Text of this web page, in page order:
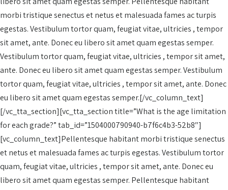
morbi tristique senectus et netus et malesuada fames ac turpis
egestas. Vestibulum tortor quam, feugiat vitae, ultricies , tempor
sit amet, ante. Donec eu libero sit amet quam egestas semper.
Vestibulum tortor quam, feugiat vitae, ultricies , tempor sit amet,
ante. Donec eu libero sit amet quam egestas semper. Vestibulum
tortor quam, feugiat vitae, ultricies , tempor sit amet, ante. Donec
eu libero sit amet quam egestas semper.[/vc_column_text]
[/vc_tta_section][vc_tta_section title=”What is the age limitation
for each grade?” tab_id=”1504000790940-b7f6c4b3-52b8″]
[vc_column_text]Pellentesque habitant morbi tristique senectus
et netus et malesuada fames ac turpis egestas. Vestibulum tortor
quam, feugiat vitae, ultricies , tempor sit amet, ante. Donec eu
libero sit amet quam egestas semper. Pellentesque habitant